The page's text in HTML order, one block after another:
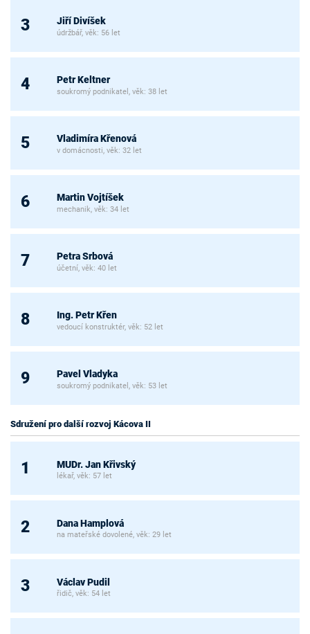
3 Jiří Divíšek
údržbář, věk: 56 let
4 Petr Keltner
soukromý podnikatel, věk: 38 let
5 Vladimíra Křenová
v domácnosti, věk: 32 let
6 Martin Vojtíšek
mechanik, věk: 34 let
7 Petra Srbová
účetní, věk: 40 let
8 Ing. Petr Křen
vedoucí konstruktér, věk: 52 let
9 Pavel Vladyka
soukromý podnikatel, věk: 53 let
Sdružení pro další rozvoj Kácova II
1 MUDr. Jan Křivský
lékař, věk: 57 let
2 Dana Hamplová
na mateřské dovolené, věk: 29 let
3 Václav Pudil
řidič, věk: 54 let